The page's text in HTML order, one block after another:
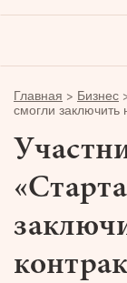
Главная > Бизнес
смогли заключить